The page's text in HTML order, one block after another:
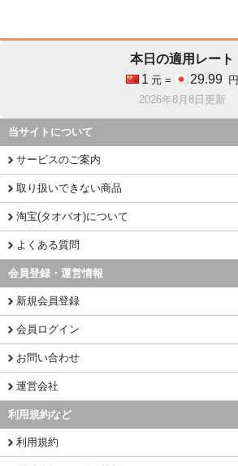
本日の適用レート
1 元 = 29.99
円
2026年8月8日更新
当サイトについて
サービスのご案内
取り扱いできない商品
淘宝(タオバオ)について
よくある質問
会員登録・運営情報
新規会員登録
会員ログイン
お問い合わせ
運営会社
利用規約など
利用規約